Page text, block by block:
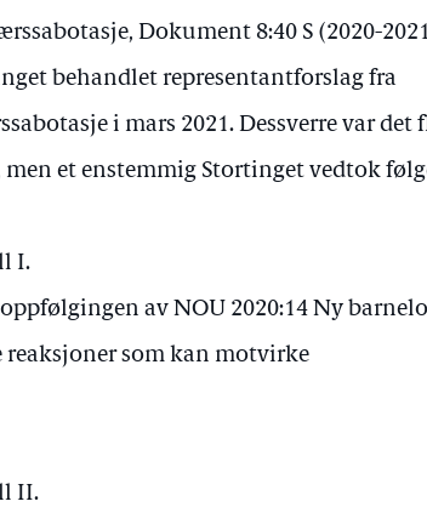
Dokument 8:40 S (2020-
behandlet representantforslag fra
i mars 2021. Dessverre var det
men et enstemmig Stortinget vedtok
I.
av NOU 2020:14 Ny
reaksjoner som kan motvirke
II.